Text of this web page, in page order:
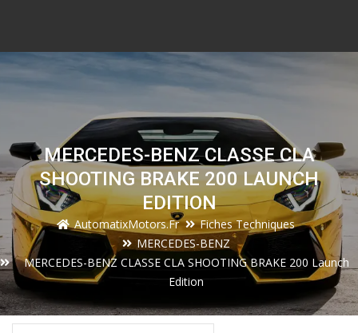
MERCEDES-BENZ CLASSE CLA
SHOOTING BRAKE 200 LAUNCH
EDITION
AutomatixMotors.fr
Fiches Techniques
MERCEDES-BENZ
MERCEDES-BENZ CLASSE CLA SHOOTING BRAKE 200 Launch
Edition